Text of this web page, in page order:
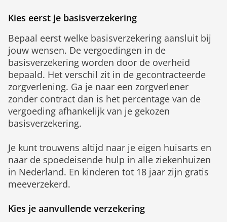
Kies eerst je basisverzekering
Bepaal eerst welke basisverzekering aansluit bij
jouw wensen. De vergoedingen in de
basisverzekering worden door de overheid
bepaald. Het verschil zit in de gecontracteerde
zorgverlening. Ga je naar een zorgverlener
zonder contract dan is het percentage van de
vergoeding afhankelijk van je gekozen
basisverzekering.
Je kunt trouwens altijd naar je eigen huisarts en
naar de spoedeisende hulp in alle ziekenhuizen
in Nederland. En kinderen tot 18 jaar zijn gratis
meeverzekerd.
Kies je aanvullende verzekering